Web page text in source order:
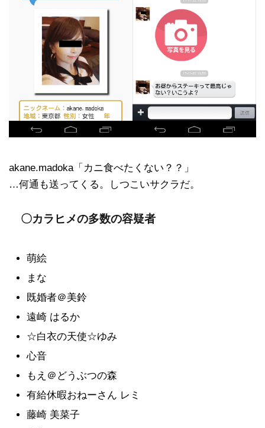
akane.madoka「カニ食べたくない？？」
…何通も送ってくる。しつこいサクラだ。
〇カラヒメの多数の容疑者
萌絵
まな
既婚者＠美鈴
遠崎 はるか
☆白衣の天使☆ゆみ
心音
もえ＠どうぶつの森
有給休暇おねーさん レミ
藤崎 美菜子